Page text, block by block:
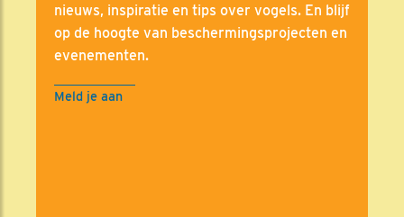
nieuws, inspiratie en tips over vogels. En blijf
op de hoogte van beschermingsprojecten en
evenementen.
Meld je aan